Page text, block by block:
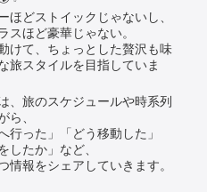
ほどストイックじゃないし、
スほど豪華じゃない。
けて、ちょっとした贅沢も味
旅スタイルを目指していま
、旅のスケジュールや時系列
ら、
行った」「どう移動した」
したか」など、
情報をシェアしていきます。